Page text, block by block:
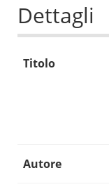
Dettagli
Titolo
Autore